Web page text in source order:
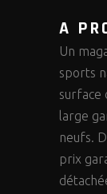
A
Un
sports
surface
large
neufs.
prix